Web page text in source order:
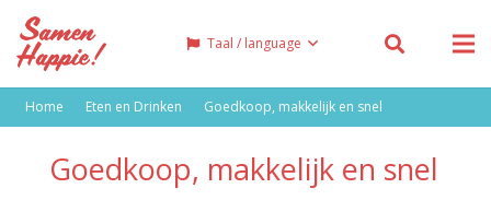
Taal / language
Home Eten en Drinken Goedkoop, makkelijk en snel
Goedkoop, makkelijk en snel